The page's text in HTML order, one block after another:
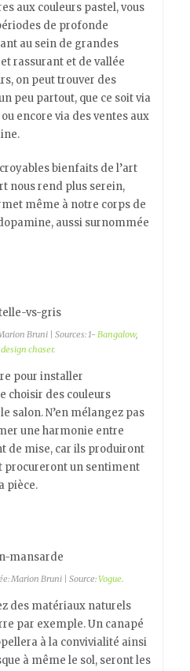
aux couleurs pastel, vous
de profonde
au sein de grandes
rassurant et de vallée
on peut trouver des
peu partout, que ce soit via
encore via des ventes aux
bienfaits de l’art
nous rend plus serein,
même à notre corps de
aussi surnommée
Bruni | Sources: 1-Bangalow,
chaser.
pour installer
choisir des couleurs
salon. N’en mélangez pas
une harmonie entre
de mise, car ils produiront
procureront un sentiment
pièce.
Marion Bruni | Source:Vogue.
des matériaux naturels
par exemple. Un canapé
à la convivialité ainsi
à même le sol, seront les